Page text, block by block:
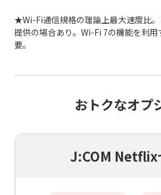
★Wi-Fi通信規格の理論上最大速度比
提供の場合あり。Wi-Fi 7の機能を利
要。
おトクなオプ
J:COM Netflix